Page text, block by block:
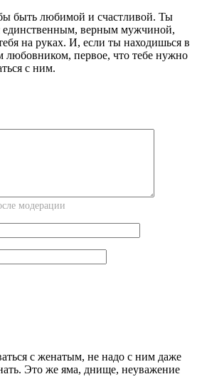
быть любимой и счастливой. Ты
единственным, верным мужчиной,
на руках. И, если ты находишься в
первое, что тебе нужно
с ним.
модерации
с женатым, не надо с ним даже
Это же яма, днище, неуважение